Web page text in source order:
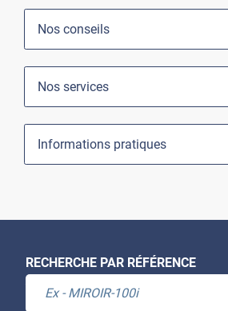
Nos conseils
Nos services
Informations pratiques
RECHERCHE PAR RÉFÉRENCE